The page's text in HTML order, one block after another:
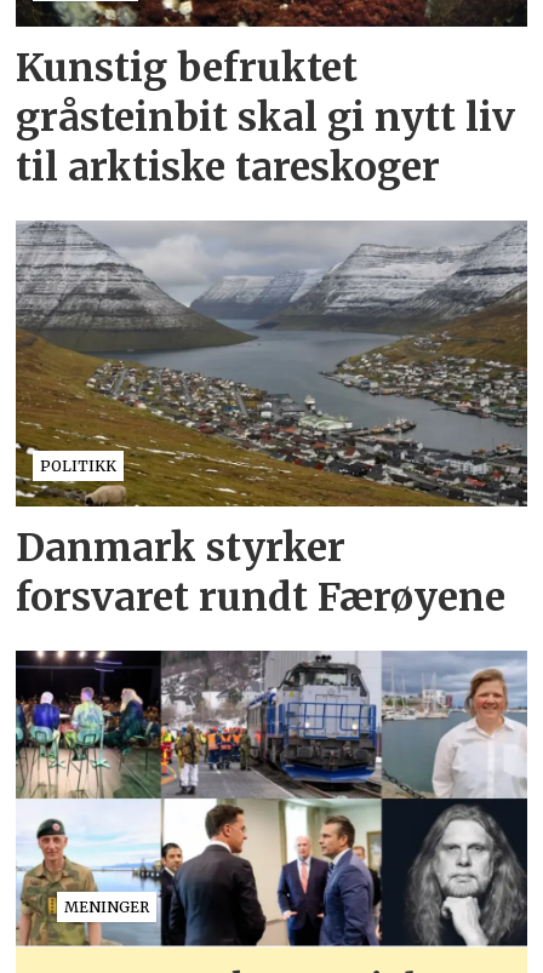
Kunstig befruktet
gråsteinbit skal gi nytt liv
til arktiske tareskoger
POLITIKK
Danmark styrker
forsvaret rundt Færøyene
MENINGER